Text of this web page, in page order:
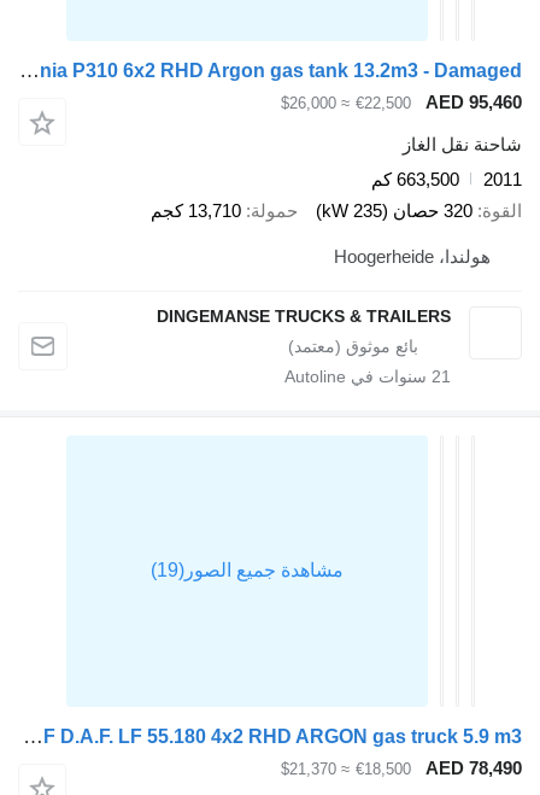
Scania P310 6x2 RHD Argon gas tank 13.2m3 - Damaged
AED
€22,500
≈ $26,000
نقل الغاز
663,500 كم
320 حصان (235 kW) حمولة 13,710 كجم
هولندا، Hoogerheide
DINGEMANSE TRUCKS & TRAILERS
سنوات في Autoline
DAF D.A.F. LF 55.180 4x2 RHD ARGON gas truck 5.9 m3
AED
€18,500
≈ $21,370